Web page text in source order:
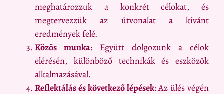
meghatározzuk a konkrét célokat, és
megtervezzük az útvonalat a kívánt
eredmények felé.
Közös munka: Együtt dolgozunk a célok
elérésén, különböző technikák és eszközök
alkalmazásával.
Reflektálás és következő lépések: Az ülés végén